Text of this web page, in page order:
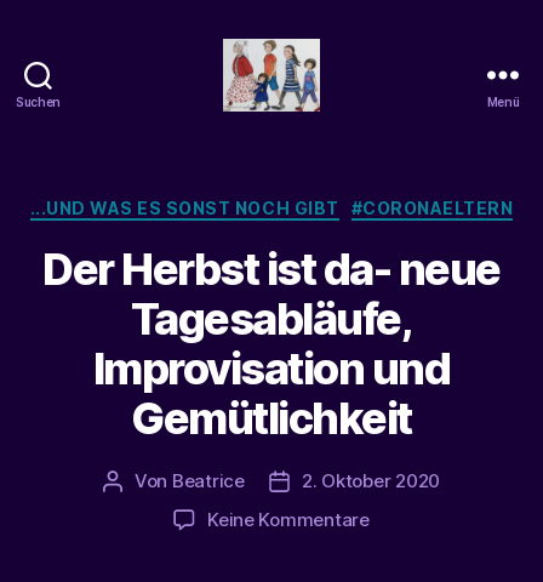
Suchen Menü
Kategorien
...UND WAS ES SONST NOCH GIBT #CORONAELTERN
Der Herbst ist da- neue
Tagesabläufe,
Improvisation und
Gemütlichkeit
Beitragsautor
Von Beatrice Veröffentlichungsdatum
2. Oktober 2020
Keine Kommentarezu